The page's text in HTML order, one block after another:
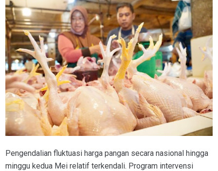
Pengendalian fluktuasi harga pangan secara nasional hingga
minggu kedua Mei relatif terkendali. Program intervensi